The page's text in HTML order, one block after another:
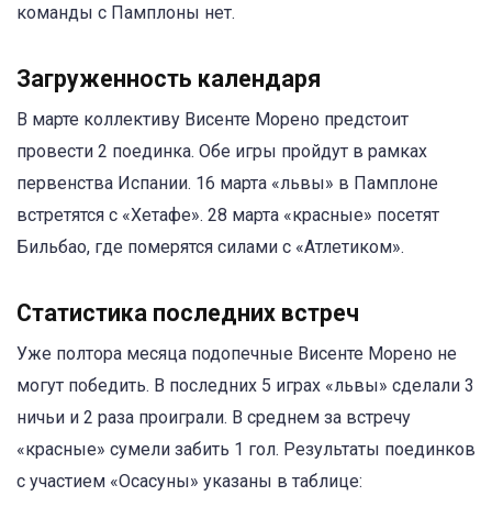
команды с Памплоны нет.
Загруженность календаря
В марте коллективу Висенте Морено предстоит
провести 2 поединка. Обе игры пройдут в рамках
первенства Испании. 16 марта «львы» в Памплоне
встретятся с «Хетафе». 28 марта «красные» посетят
Бильбао, где померятся силами с «Атлетиком».
Статистика последних встреч
Уже полтора месяца подопечные Висенте Морено не
могут победить. В последних 5 играх «львы» сделали 3
ничьи и 2 раза проиграли. В среднем за встречу
«красные» сумели забить 1 гол. Результаты поединков
с участием «Осасуны» указаны в таблице: